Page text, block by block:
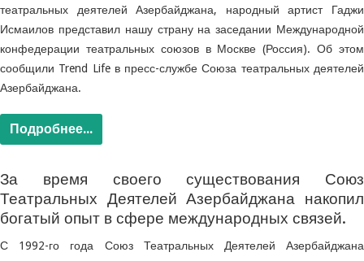
театральных деятелей Азербайджана, народный артист Гаджи
Исмаилов представил нашу страну на заседании Международной
конфедерации театральных союзов в Москве (Россия). Об этом
сообщили Trend Life в пресс-службе Союза театральных деятелей
Азербайджана.
Подробнее...
За время своего существования Союз
Театральных Деятелей Азербайджана накопил
богатый опыт в сфере международных связей.
С 1992-го года Союз Театральных Деятелей Азербайджана